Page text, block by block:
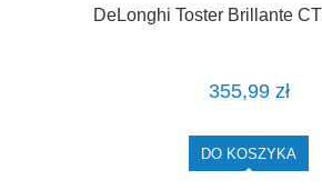
DeLonghi Toster Brillante
355,99 zł
DO KOSZYKA